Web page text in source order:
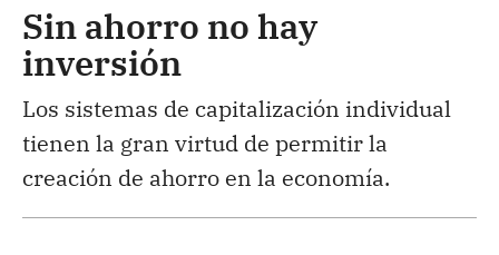
Sin ahorro no hay
inversión
Los sistemas de capitalización individual
tienen la gran virtud de permitir la
creación de ahorro en la economía.